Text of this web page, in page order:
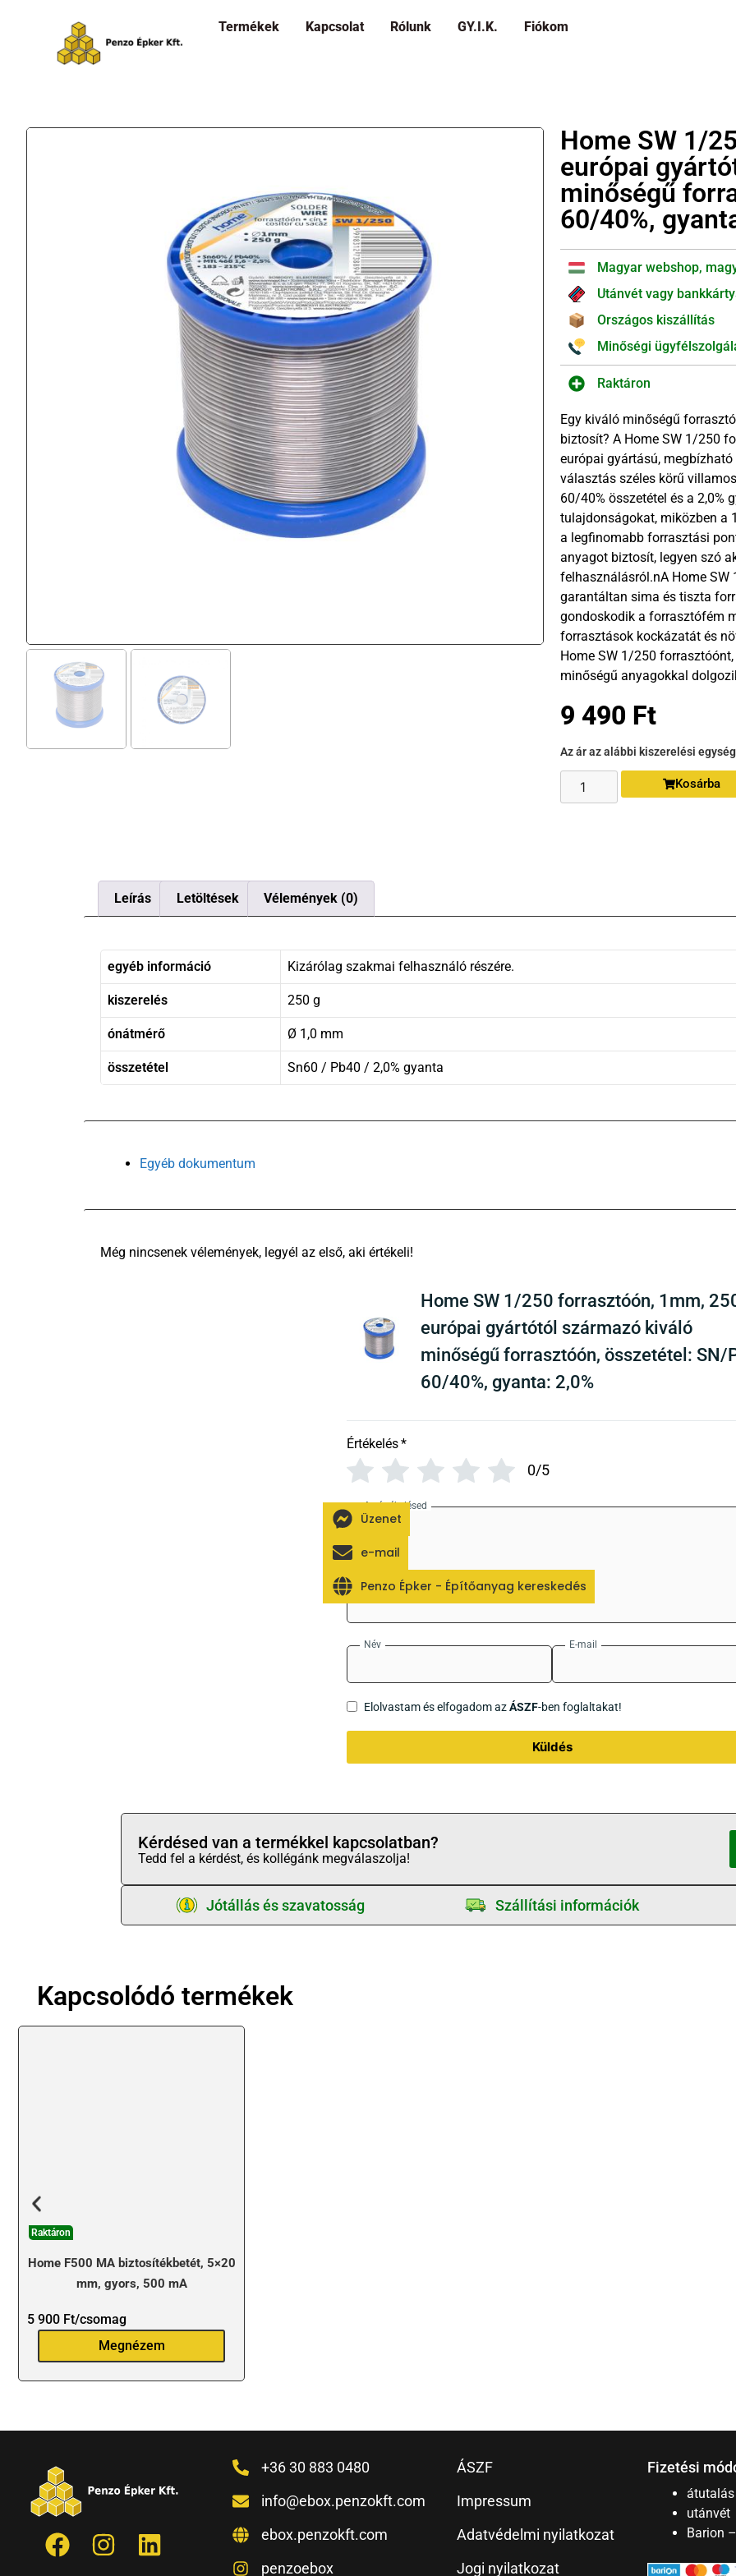
Termékek Kapcsolat Rólunk GY.I.K. Fiókom
Home SW 1/
európai
minőségű
60/40%,
Magyar webshop,
Utánvét vagy
Országos kiszállítás
Minőségi
Raktáron
Egy kiváló minőségű
biztosít? A Home SW 1/250
európai gyártású,
választás széles körű
60/40% összetétel és a
tulajdonságokat, miközben a
a legfinomabb forrasztási
anyagot biztosít, legyen szó
felhasználásról.nA Home
garantáltan sima és tiszta
gondoskodik a forrasztófém
forrasztások kockázatát és
Home SW 1/250
minőségű anyagokkal
9 490 Ft
Az ár az alábbi kiszerelési
Kosárba
Leírás Letöltések Vélemények (0)
egyéb információ Kizárólag szakmai felhasználó részére.
kiszerelés 250 g
ónátmérő Ø 1,0 mm
összetétel Sn60 / Pb40 / 2,0% gyanta
Egyéb dokumentum
Home SW 1/250 forrasztóón, 1mm,
európai gyártótól származó kiváló
minőségű forrasztóón, összetétel: SN/
60/40%, gyanta: 2,0%
Értékelés*
0/5
Az értékelésed
Név E-mail
Elolvastam és elfogadom azÁSZF-ben foglaltakat!
Küldés
Kérdésed van a termékkel kapcsolatban?
Tedd fel a kérdést, és kollégánk megválaszolja!
Jótállás és szavatosság Szállítási információk
Kapcsolódó termékek
Raktáron
Home F500 MA biztosítékbetét, 5×20
mm, gyors, 500 mA
5 900 Ft/csomag
Megnézem
+36 30 883 0480
info@ebox.penzokft.com
ebox.penzokft.com
penzoebox
ÁSZF
Impressum
Adatvédelmi nyilatkozat
Jogi nyilatkozat
Fizetési
átutalás
utánvét
Barion
Üzenet
e-mail
Penzo Épker - Építőanyag kereskedés